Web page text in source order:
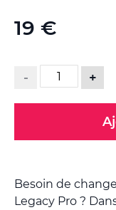
19 €
- +
Besoin de
Legacy Pro ?
the
images